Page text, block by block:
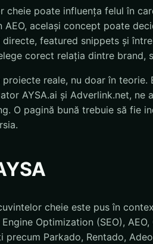
cheie poate influența felul în
AEO, același concept poate
featured snippets și
corect relația dintre brand,
reale, nu doar în
AYSA.ai și Adverlink.net, ne
O pagină bună trebuie să fie
cheie este pus în
Optimization (SEO), AEO,
precum Parkado, Rentado,